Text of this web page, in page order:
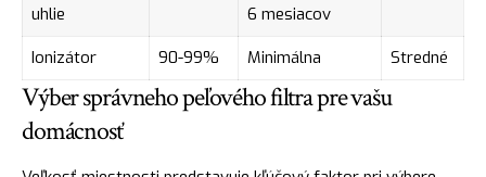
uhlie
6 mesiacov
Ionizátor 90-99% Minimálna Stredné
Výber správneho peľového filtra pre vašu
domácnosť